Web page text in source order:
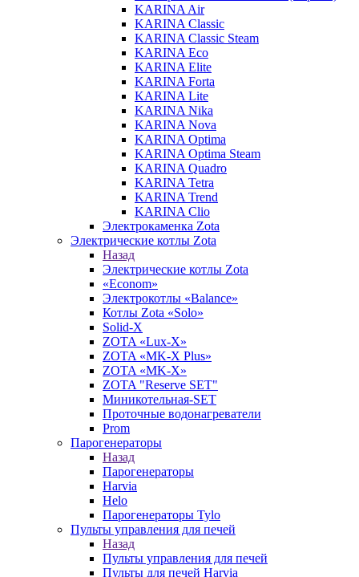
KARINA Air
KARINA Classic
KARINA Classic Steam
KARINA Eco
KARINA Elite
KARINA Forta
KARINA Lite
KARINA Nika
KARINA Nova
KARINA Optima
KARINA Optima Steam
KARINA Quadro
KARINA Tetra
KARINA Trend
KARINA Clio
Электрокаменка Zota
Электрические котлы Zota
Назад
Электрические котлы Zota
«Econom»
Электрокотлы «Balance»
Котлы Zota «Solo»
Solid-X
ZOTA «Lux-X»
ZOTA «MK-X Plus»
ZOTA «MK-X»
ZOTA "Reserve SET"
Миникотельная-SET
Проточные водонагреватели
Prom
Парогенераторы
Назад
Парогенераторы
Harvia
Helo
Парогенераторы Tylo
Пульты управления для печей
Назад
Пульты управления для печей
Пульты для печей Harvia